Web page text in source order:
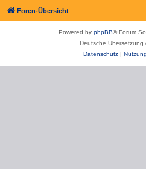
Foren-Übersicht
Powered by phpBB® Forum
Deutsche Übersetzung
Datenschutz|